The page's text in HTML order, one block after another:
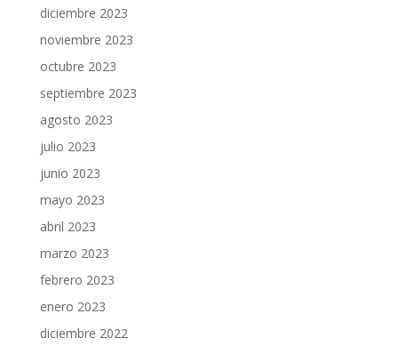
diciembre 2023
noviembre 2023
octubre 2023
septiembre 2023
agosto 2023
julio 2023
junio 2023
mayo 2023
abril 2023
marzo 2023
febrero 2023
enero 2023
diciembre 2022